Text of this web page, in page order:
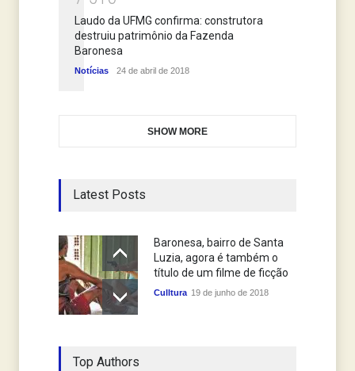
Laudo da UFMG confirma: construtora
destruiu patrimônio da Fazenda
Baronesa
Notícias 24 de abril de 2018
SHOW MORE
Latest Posts
Baronesa, bairro de Santa
Luzia, agora é também o
título de um filme de ficção
Culltura 19 de junho de 2018
Top Authors